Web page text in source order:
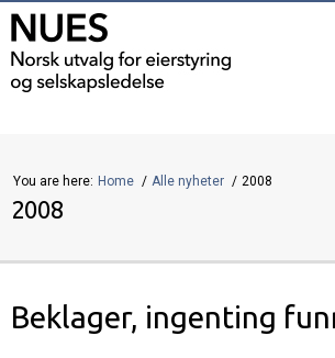
You are here: Home Alle nyheter 2008
2008
Beklager, ingenting